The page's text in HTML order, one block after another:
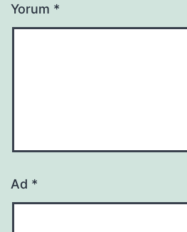
Yorum *
Ad *